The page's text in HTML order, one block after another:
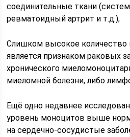
соединительные ткани
ревматоидный артрит и т.д.);
Слишком высокое
является признаком раковых
хронического
миеломной болезни, либо
Ещё одно недавнее
уровень моноцитов выше
на сердечно-сосудистые